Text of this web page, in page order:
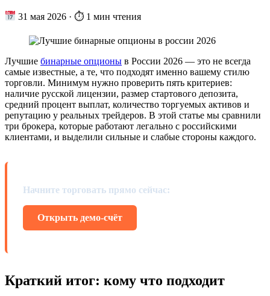
31 мая 2026 · ⏱ 1 мин чтения
Лучшие бинарные опционы в России 2026 — это не всегда
самые известные, а те, что подходят именно вашему стилю
торговли. Минимум нужно проверить пять критериев:
наличие русской лицензии, размер стартового депозита,
средний процент выплат, количество торгуемых активов и
репутацию у реальных трейдеров. В этой статье мы сравнили
три брокера, которые работают легально с российскими
клиентами, и выделили сильные и слабые стороны каждого.
Начните торговать прямо сейчас:
Открыть демо-счёт
Краткий итог: кому что подходит